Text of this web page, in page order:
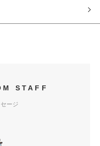
STAFF
ージ